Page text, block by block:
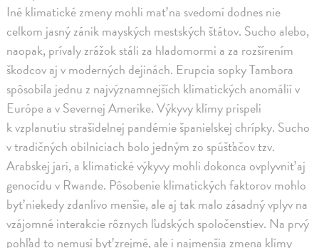
Iné klimatické zmeny mohli mať na svedomí dodnes nie
celkom jasný zánik mayských mestských štátov. Sucho alebo,
naopak, prívaly zrážok stáli za hladomormi a za rozšírením
škodcov aj v moderných dejinách. Erupcia sopky Tambora
spôsobila jednu z najvýznamnejších klimatických anomálií v
Európe a v Severnej Amerike. Výkyvy klímy prispeli
k vzplanutiu strašidelnej pandémie španielskej chrípky. Sucho
v tradičných obilniciach bolo jedným zo spúšťačov tzv.
Arabskej jari, a klimatické výkyvy mohli dokonca ovplyvniť aj
genocídu v Rwande. Pôsobenie klimatických faktorov mohlo
byť niekedy zdanlivo menšie, ale aj tak malo zásadný vplyv na
vzájomné interakcie rôznych ľudských spoločenstiev. Na prvý
pohľad to nemusí byť zrejmé, ale i najmenšia zmena klímy